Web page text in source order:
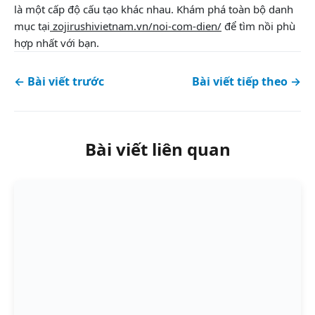
là một cấp độ cấu tạo khác nhau. Khám phá toàn bộ danh
mục tại zojirushivietnam.vn/noi-com-dien/ để tìm nồi phù
hợp nhất với bạn.
← Bài viết trước Bài viết tiếp theo →
Bài viết liên quan